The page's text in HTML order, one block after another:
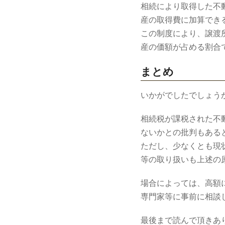
相続により取得した不
産の取得費に加算でき
この制度により、譲
産の価額が占める割
まとめ
いかがでしたでしょう
相続税が課税された不
ないかとの批判もある
ただし、少なくとも
等の取り扱いも上述の
場合によっては、高額
専門家等に事前に相談
最後まで読んで頂きあ